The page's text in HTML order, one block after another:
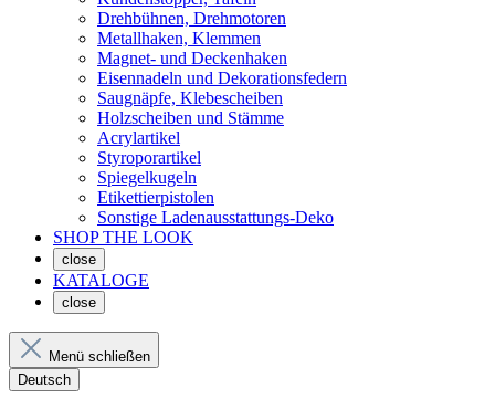
Drehbühnen, Drehmotoren
Metallhaken, Klemmen
Magnet- und Deckenhaken
Eisennadeln und Dekorationsfedern
Saugnäpfe, Klebescheiben
Holzscheiben und Stämme
Acrylartikel
Styroporartikel
Spiegelkugeln
Etikettierpistolen
Sonstige Ladenausstattungs-Deko
SHOP THE LOOK
close
KATALOGE
close
Menü schließen
Deutsch